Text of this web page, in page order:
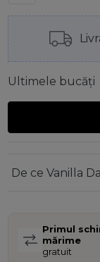
Ultimele bucăți
De ce Vanilla
Primul
mărime
gratuit